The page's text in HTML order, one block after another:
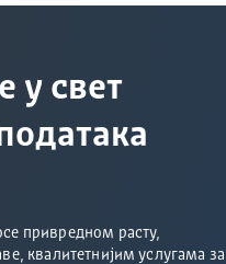
у свет
привредном расту,
квалитетнијим услугама за